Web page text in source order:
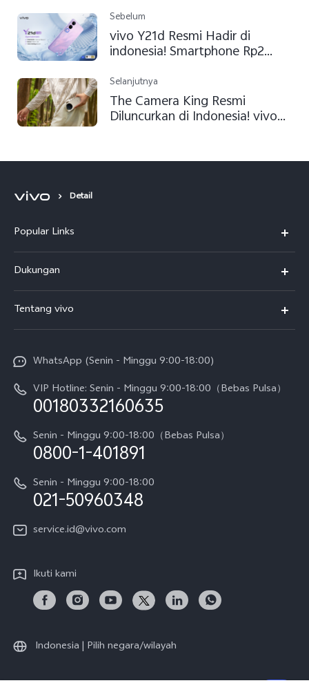
Sebelum
vivo Y21d Resmi Hadir di
indonesia! Smartphone Rp2
Tangguhnya dengan Ketahanan
Air Tertinggi di Kelasnya dan
Baterai Ultra Besar untuk Para
Selanjutnya
The Camera King Resmi
Diluncurkan di Indonesia! vivo
Ultra-Clear Imaging, Performa
Detail
Popular Links
T5
T5 Pro
V70
V70 FE
Y05
X300 Pro
Gerai Terdekat
Dukungan
Service Center
Funtouch OS
Pembaruan Sistem
Harga Spare Part
Otentikasi IMEI
Kebijakan Garansi vivo
Layanan Perbaikan Antar Jemput
Unduh LUT untuk Memulihkan Log
Tentang vivo
Sejarah
Berita
Pemberitahuan Hukum
Tentang Kami
Pusat Privasi vivo
WhatsApp (Senin - Minggu 9:00-18:00)
VIP Hotline: Senin - Minggu 9:00-18:00（Bebas Pulsa）
00180332160635
Senin - Minggu 9:00-18:00（Bebas Pulsa）
0800-1-401891
Senin - Minggu 9:00-18:00
021-50960348
service.id@vivo.com
Ikuti kami
Indonesia | Pilih negara/wilayah